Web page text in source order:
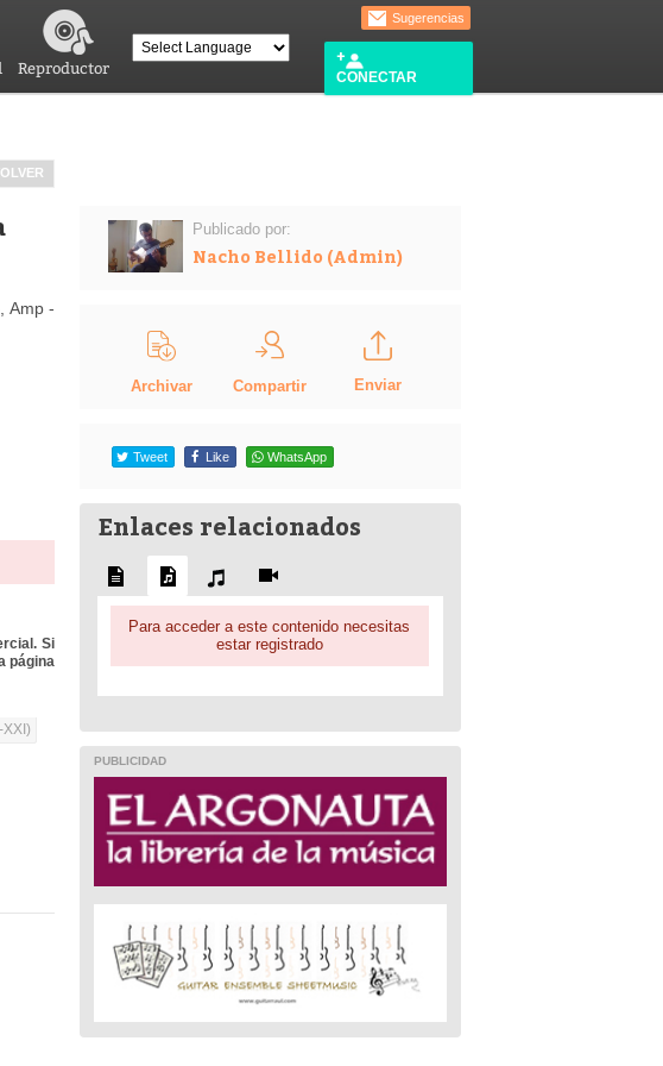
Reproductor
Sugerencias
CONECTAR
Amp -
Si
página
Publicado por:
Nacho Bellido (Admin)
Archivar Compartir Enviar
Tweet Like WhatsApp
Enlaces relacionados
Para acceder a este contenido necesitas
estar registrado
PUBLICIDAD